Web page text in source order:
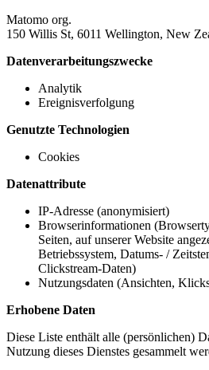
Matomo org.
150 Willis St, 6011 Wellington, New
Datenverarbeitungszwecke
Analytik
Ereignisverfolgung
Genutzte Technologien
Cookies
Datenattribute
IP-Adresse (anonymisiert)
Browserinformationen
Seiten, auf unserer Website
Betriebssystem, Datums- /
Clickstream-Daten)
Nutzungsdaten (Ansichten,
Erhobene Daten
Diese Liste enthält alle (persönlichen)
Nutzung dieses Dienstes gesammelt